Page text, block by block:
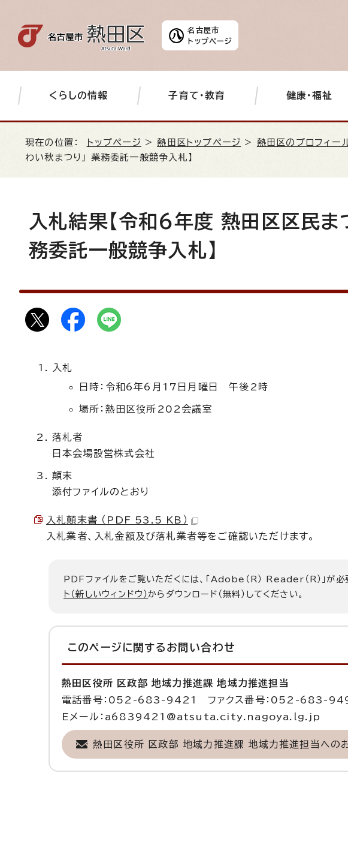
名古屋市
トップページ
くらしの情報 子育て・教育 健康・福祉
現在の位置： トップページ >熱田区トップページ > 熱田区のプロフィー
わい秋まつり」 業務委託一般競争入札】
入札結果【令和6年度 熱田区区民ま
務委託一般競争入札】
入札
日時：令和6年6月17日月曜日 午後2時
場所：熱田区役所202会議室
落札者
日本会場設営株式会社
顛末
添付ファイルのとおり
入札顛末書 （PDF 53.5 KB）
入札業者、入札金額及び落札業者等をご確認いただけます。
PDFファイルをご覧いただくには、「Adobe（R） Reader（R）」が
ト（新しいウィンドウ）からダウンロード（無料）してください。
このページに関する お問い合わせ
熱田区役所 区政部 地域力推進課 地域力推進担当
電話番号：052-683-9421 ファクス番号：052-683-
Eメール：a6839421@atsuta.city.nagoya.lg.jp
熱田区役所 区政部 地域力推進課 地域力推進担当への